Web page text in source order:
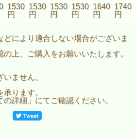
1530
円
1530
円
1530
円
1530
円
1640
円
1740
円
どにより適合しない場合がございま
上、ご購入をお願いいたします。
ません。
ります。
詳細」にてご確認ください。